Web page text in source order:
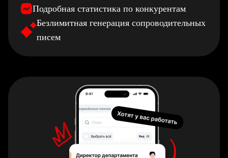
Подробная статистика по конкурентам
Безлимитная генерация сопроводительных
писем